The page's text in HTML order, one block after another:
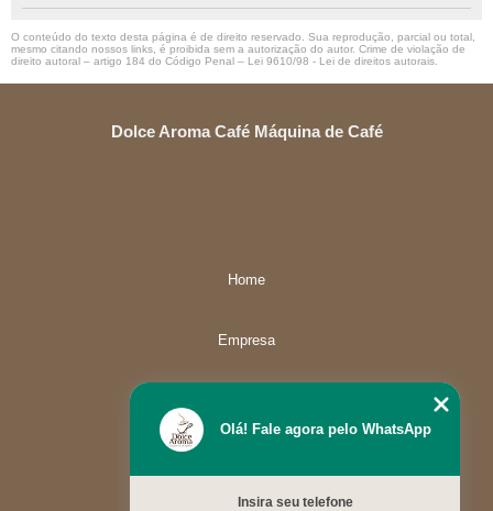
O conteúdo do texto desta página é de direito reservado. Sua reprodução, parcial ou total,
mesmo citando nossos links, é proibida sem a autorização do autor. Crime de violação de
direito autoral – artigo 184 do Código Penal – Lei 9610/98 - Lei de direitos autorais
Dolce Aroma Café Máquina de Café
Home
Empresa
Olá! Fale agora pelo WhatsApp
Insira seu telefone